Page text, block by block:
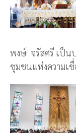
พงษ์ จรัสศรี เป็น
ชุมชนแห่งความเ